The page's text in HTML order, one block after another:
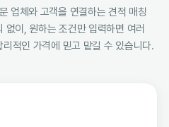
업체와 고객을 연결하는 견적 매칭
없이, 원하는 조건만 입력하면 여러
적인 가격에 믿고 맡길 수 있습니다.